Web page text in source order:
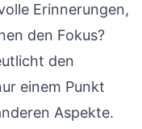
Erinnerungen,
den Fokus?
den
einem Punkt
Aspekte.